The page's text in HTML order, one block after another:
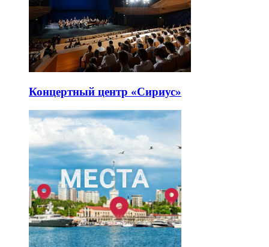
Концертный центр «Сириус»